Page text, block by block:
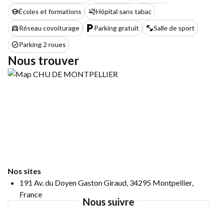
Écoles et formations
Hôpital sans tabac
Réseau covoiturage
Parking gratuit
Salle de sport
Parking 2 roues
Nous trouver
Nos sites
191 Av. du Doyen Gaston Giraud, 34295 Montpellier,
France
Nous suivre